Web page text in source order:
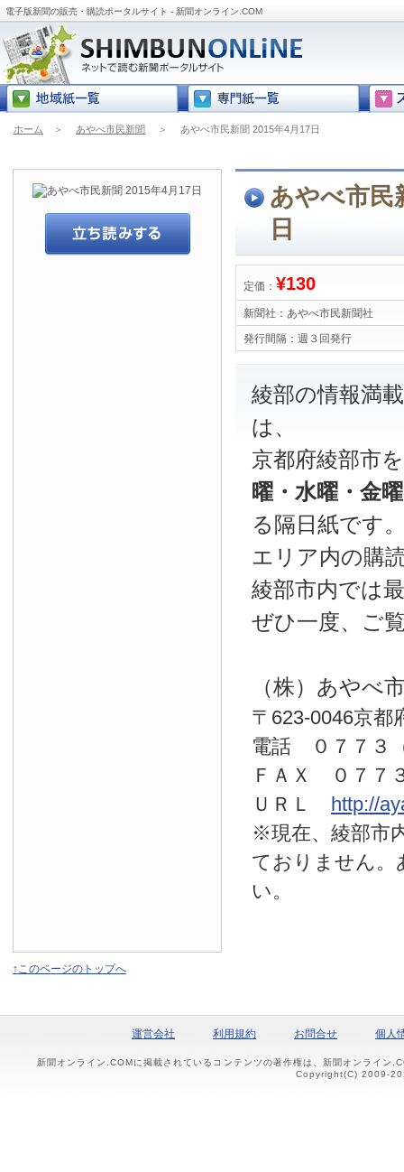
電子版新聞の販売・購読ポータルサイト - 新聞オンライン.COM
ホーム ＞ あやべ市民新聞 ＞ あやべ市民新聞 2015年4月17日
あやべ市民
日
定価： ¥130
新聞社： あやべ市民新聞社
発行間隔： 週３回発行
綾部の情報
は、
京都府綾部市
曜・水曜・金
る隔日紙です
エリア内の購
綾部市内では
ぜひ一度、ご
（株）あやべ
〒623-0046京都
電話 ０７７
ＦＡＸ ０７７
ＵＲＬ http://
※現在、綾部市
ておりません。
い。
↑このページのトップへ
運営会社 利用規約 お問合せ 個人
新聞オンライン.COMに掲載されているコンテンツの著作権は、新聞オンライン
Copyright(C) 2009-